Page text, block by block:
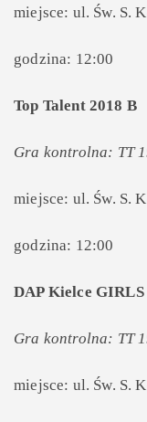
miejsce: ul. Św. S.
godzina: 12:00
Top Talent 2018 B
Gra kontrolna: TT
miejsce: ul. Św. S.
godzina: 12:00
DAP Kielce GIRLS
Gra kontrolna: TT
miejsce: ul. Św. S.